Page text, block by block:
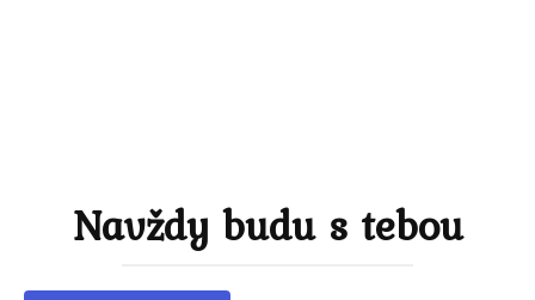
Navždy budu s tebou